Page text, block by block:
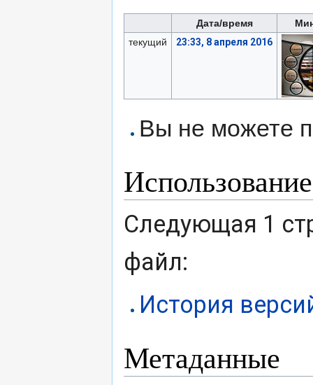
Дата/время
текущий
23:33, 8 апреля 2016
Вы не можете
Следующая 1
файл:
История
Метаданные